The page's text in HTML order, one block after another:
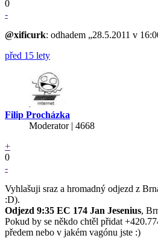
0
-
@xificurk: odhadem „28.5.2011 v
před 15 lety
Filip Procházka
Moderator | 4668
+
0
-
Vyhlašuji sraz a hromadný odjezd z
:D).
Odjezd 9:35 EC 174 Jan Jesenius,
Pokud by se někdo chtěl přidat
předem nebo v jakém vagónu jste :)